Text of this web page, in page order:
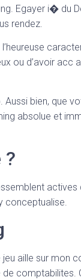
Egayer i� du
rendez.
ou d’avoir acc
bien, que
absolue et
?
actives
conceptualise.
aille sur mon
comptabilites.